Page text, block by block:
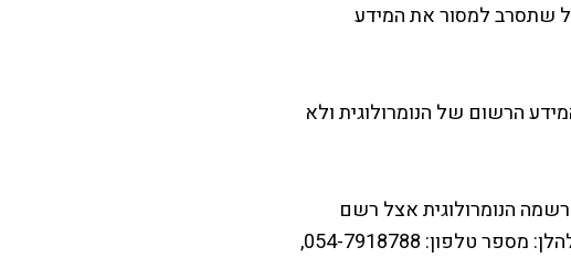
שתסרב למסור את המידע
הרשום של הנומרולוגית ולא
הנומרולוגית אצל רשם
מאגרי המידע. בעלת השליטה במאגר הינה מאייה מזרחי עצמוני ופרטיה הינם כדלהלן: מספר טלפון: 054-7918788,